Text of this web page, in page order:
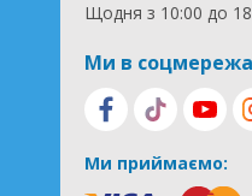
Щодня з 10:00 до
Ми в
Ми приймаємо: